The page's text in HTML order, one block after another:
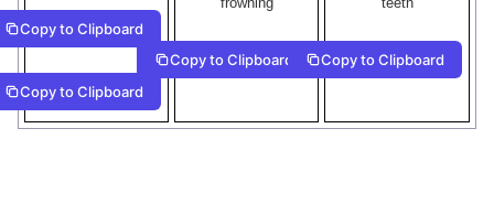
Copy to Clipboard
Copy to Clipboard
Copy to Clipboard Copy to Clipboard